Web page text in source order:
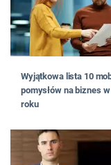
Wyjątkowa lista 10
pomysłów na biznes
roku